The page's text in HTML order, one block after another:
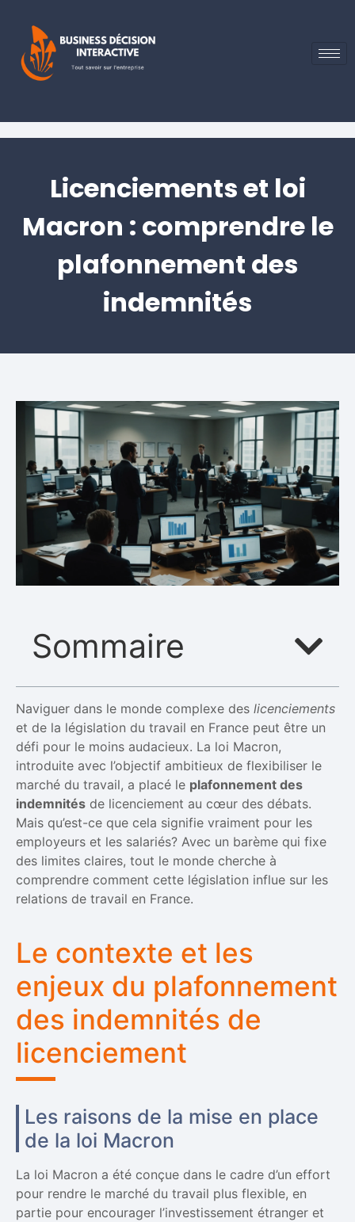
Licenciements et loi
Macron : comprendre le
plafonnement des
indemnités
Sommaire
Naviguer dans le monde complexe des licenciements
et de la législation du travail en France peut être un
défi pour le moins audacieux. La loi Macron,
introduite avec l’objectif ambitieux de flexibiliser le
marché du travail, a placé le plafonnement des
indemnités de licenciement au cœur des débats.
Mais qu’est-ce que cela signifie vraiment pour les
employeurs et les salariés? Avec un barème qui fixe
des limites claires, tout le monde cherche à
comprendre comment cette législation influe sur les
relations de travail en France.
Le contexte et les
enjeux du plafonnement
des indemnités de
licenciement
Les raisons de la mise en place
de la loi Macron
La loi Macron a été conçue dans le cadre d’un effort
pour rendre le marché du travail plus flexible, en
partie pour encourager l’investissement étranger et